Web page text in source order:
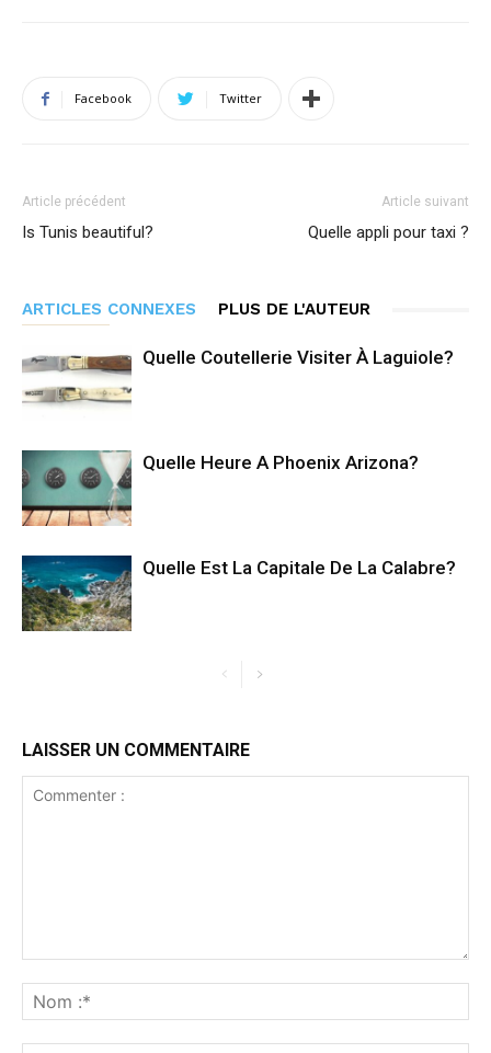
Facebook Twitter
Article précédent
Is Tunis beautiful?
Article suivant
Quelle appli pour taxi ?
ARTICLES CONNEXES PLUS DE L'AUTEUR
Quelle Coutellerie Visiter À Laguiole?
Quelle Heure A Phoenix Arizona?
Quelle Est La Capitale De La Calabre?
LAISSER UN COMMENTAIRE